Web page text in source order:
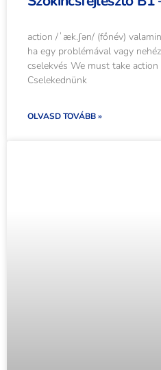
action /ˈæk.ʃən/ (főnév)
ha egy problémával vagy
cselekvés We must take
Cselekednünk
OLVASD TOVÁBB »